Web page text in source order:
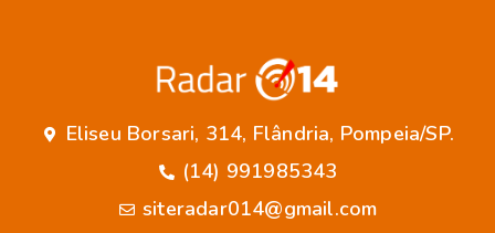
Eliseu Borsari, 314, Flândria, Pompeia/SP.
(14) 991985343
siteradar014@gmail.com